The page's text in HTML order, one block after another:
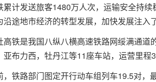
累计发送旅客1480万人次，运输安全持
沿途地市经济的转型发展，加快发展注入
高铁是我国八纵八横高速铁路网绥满通道
亚布力西，牡丹江等11座车站，运营里程
，铁路部门图定开行动车组列车19.5对